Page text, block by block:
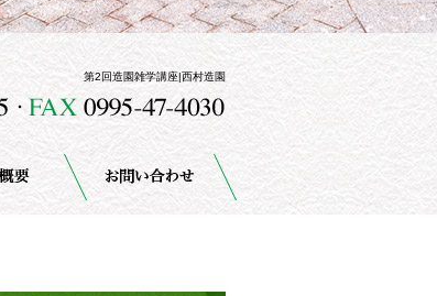
第2回造園雑学講座|西村造園